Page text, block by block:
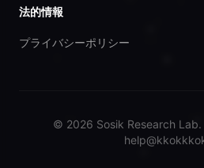
法的情報
プライバシーポリシー
© 2026 Sosik Research